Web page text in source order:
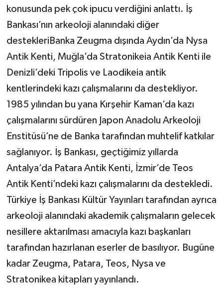
konusunda pek çok ipucu verdiğini anlattı. İş
Bankası’nın arkeoloji alanındaki diğer
destekleriBanka Zeugma dışında Aydın’da Nysa
Antik Kenti, Muğla’da Stratonikeia Antik Kenti ile
Denizli’deki Tripolis ve Laodikeia antik
kentlerindeki kazı çalışmalarını da destekliyor.
1985 yılından bu yana Kırşehir Kaman’da kazı
çalışmalarını sürdüren Japon Anadolu Arkeoloji
Enstitüsü’ne de Banka tarafından muhtelif katkılar
sağlanıyor. İş Bankası, geçtiğimiz yıllarda
Antalya’da Patara Antik Kenti, İzmir’de Teos
Antik Kenti’ndeki kazı çalışmalarını da destekledi.
Türkiye İş Bankası Kültür Yayınları tarafından ayrıca
arkeoloji alanındaki akademik çalışmaların gelecek
nesillere aktarılması amacıyla kazı başkanları
tarafından hazırlanan eserler de basılıyor. Bugüne
kadar Zeugma, Patara, Teos, Nysa ve
Stratonikea kitapları yayınlandı.